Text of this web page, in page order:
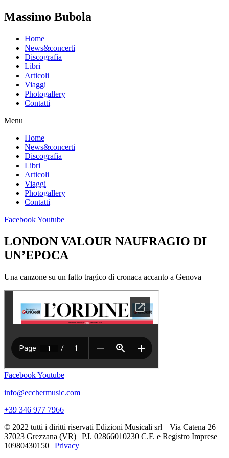
Massimo Bubola
Home
News&concerti
Discografia
Libri
Articoli
Viaggi
Photogallery
Contatti
Menu
Home
News&concerti
Discografia
Libri
Articoli
Viaggi
Photogallery
Contatti
FacebookYoutube
LONDON VALOUR NAUFRAGIO DI
UN’EPOCA
Una canzone su un fatto tragico di cronaca accanto a Genova
FacebookYoutube
info@ecchermusic.com
+39 346 977 7966
© 2022 tutti i diritti riservati Edizioni Musicali srl | Via Catena 26 –
37023 Grezzana (VR) | P.I. 02866010230 C.F. e Registro Imprese
10980430150 | Privacy